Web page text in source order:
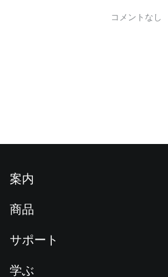
コメントなし
案内
ニュースルーム
F1 Oracle Red Bull Racing 公式スポンサー
商品
現物取引
サポート
学ぶ